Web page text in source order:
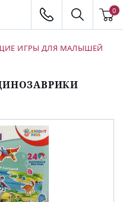
0
ИГРЫ ДЛЯ МАЛЫШЕЙ